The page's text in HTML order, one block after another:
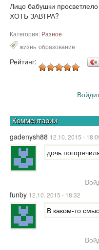
Лицо бабушки
ХОТЬ ЗАВТРА?
Категория: Разное
жизнь образование
Рейтинг:
Комментарии
gadenysh88 12.10. 2015 -
дочь
funby 12.10. 2015 - 18:32
В каком-то